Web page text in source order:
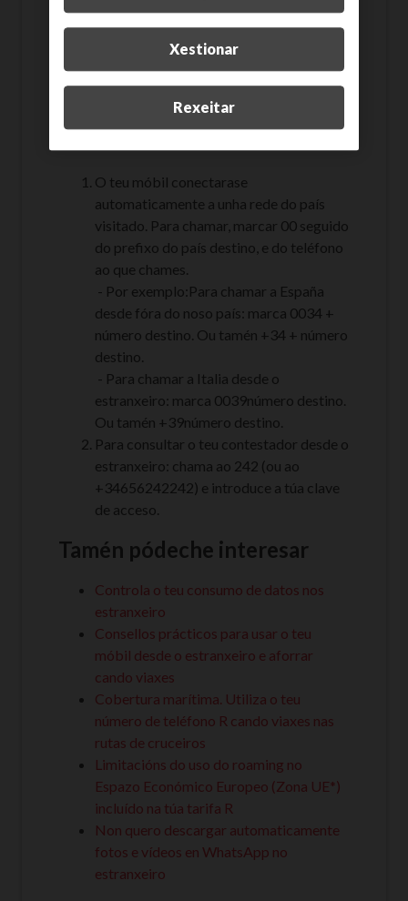
modos de rede
Para máis información, consulta as nosas
Como chamas desde o
O teu móbil conectarase
automaticamente a unha rede do país
visitado. Para chamar, marcar 00 seguido
do prefixo do país destino, e do teléfono
ao que chames.
- Por exemplo:Para chamar a España
desde fóra do noso país: marca 0034 +
número destino. Ou tamén +34 + número
destino.
- Para chamar a Italia desde o
estranxeiro: marca 0039número destino.
Ou tamén +39número destino.
Para consultar o teu contestador desde o
estranxeiro: chama ao 242 (ou ao
+34656242242) e introduce a túa clave
de acceso.
Tamén pódeche interesar
Controla o teu consumo de datos nos
estranxeiro
Consellos prácticos para usar o teu
móbil desde o estranxeiro e aforrar
cando viaxes
Cobertura marítima. Utiliza o teu
número de teléfono R cando viaxes nas
rutas de cruceiros
Limitacións do uso do roaming no
Espazo Económico Europeo (Zona UE*)
incluído na túa tarifa R
Non quero descargar automaticamente
fotos e vídeos en WhatsApp no
estranxeiro
Xestionar
Rexeitar